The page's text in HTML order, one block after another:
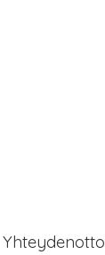
Yhteydenotto